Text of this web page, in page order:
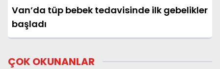
Van’da tüp bebek tedavisinde ilk gebelikler
başladı
ÇOK OKUNANLAR